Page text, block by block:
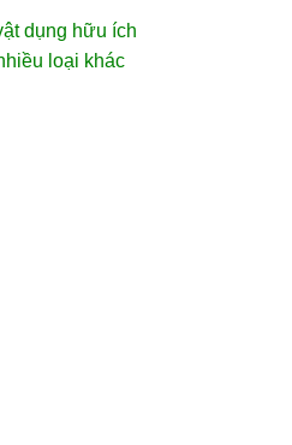
dụng hữu ích
loại khác